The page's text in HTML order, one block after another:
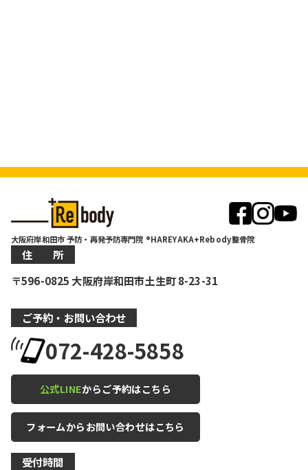
大阪府岸和田市 予防・再発予防専門院 ®HAREYAKA+Rebody整骨院
住 所
〒596-0825 大阪府岸和田市土生町 8-23-31
ご予約・お問い合わせ
072-428-5858
公式LINEからご予約はこちら
フォームからお問い合わせはこちら
受付時間